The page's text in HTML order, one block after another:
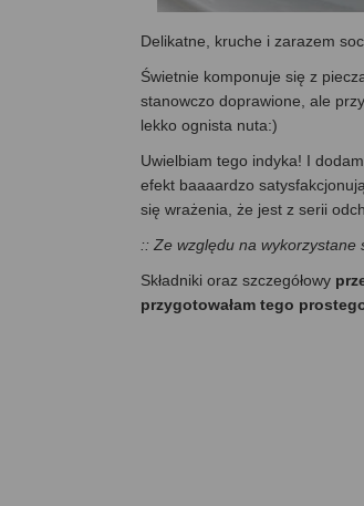
Delikatne, kruche i zarazem
Świetnie komponuje się z
stanowczo doprawione, ale
lekko ognista nuta:)
Uwielbiam tego indyka! I
efekt baaaardzo
się wrażenia, że jest z serii
:: Ze względu na wykorzystane
Składniki oraz szczegółowy
przygotowałam tego